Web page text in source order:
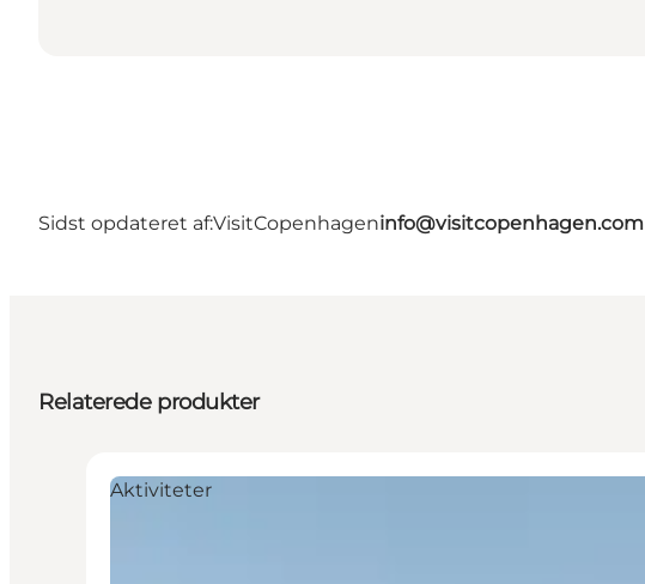
Sidst opdateret af:VisitCopenhageninfo@visitcopenhagen.com
Relaterede produkter
Aktiviteter